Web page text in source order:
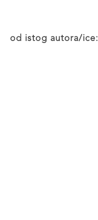
od istog autora/ice: